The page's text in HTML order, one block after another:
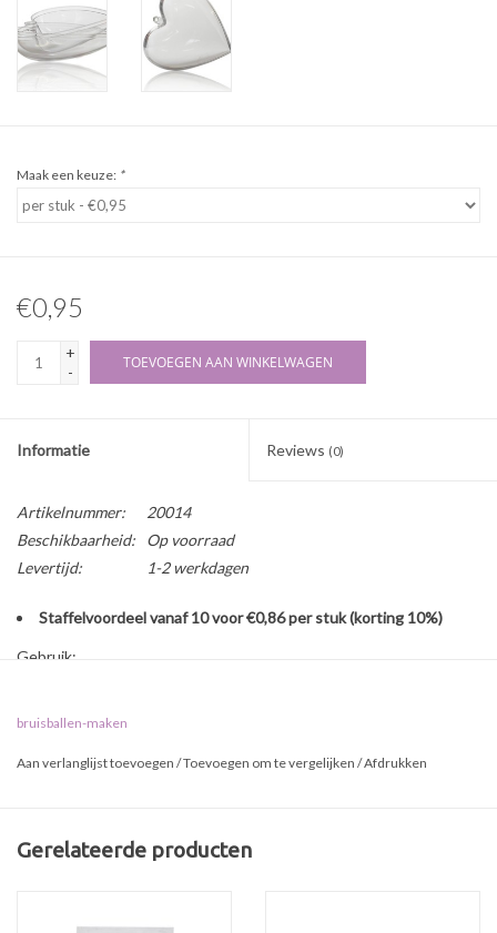
Maak een keuze: *
€0,95
+
-
TOEVOEGEN AAN WINKELWAGEN
Informatie Reviews (0)
Artikelnummer:
20014
Beschikbaarheid:
Op voorraad
Levertijd:
1-2 werkdagen
Staffelvoordeel vanaf 10 voor €0,86 per stuk (korting 10%)
Gebruik:
kunnen worden om een 3D hart te maken.
30 mL per vorm. Totaal 60 mL
bruisballen-maken
Aan verlanglijst toevoegen /Toevoegen om te vergelijken /Afdrukken
Gerelateerde producten